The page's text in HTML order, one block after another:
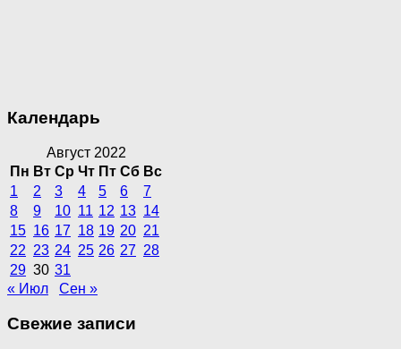
Календарь
Август 2022
Пн Вт Ср Чт Пт Сб Вс
1
2 3 4 5 6
7
8
9 10 11 12 13 14
15 16 17 18 19 20 21
22 23 24 25 26 27 28
29 30 31
« Июл
Сен »
Свежие записи